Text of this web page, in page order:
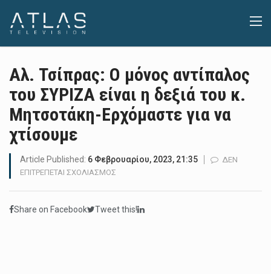
Αλ. Τσίπρας: Ο μόνος αντίπαλος
του ΣΥΡΙΖΑ είναι η δεξιά του κ.
Μητσοτάκη-Ερχόμαστε για να
χτίσουμε
Article Published: 6 Φεβρουαρίου, 2023, 21:35
ΔΕΝ
ΕΠΙΤΡΈΠΕΤΑΙ ΣΧΟΛΙΑΣΜΌΣ
Ο
Share on Facebook Tweet this!